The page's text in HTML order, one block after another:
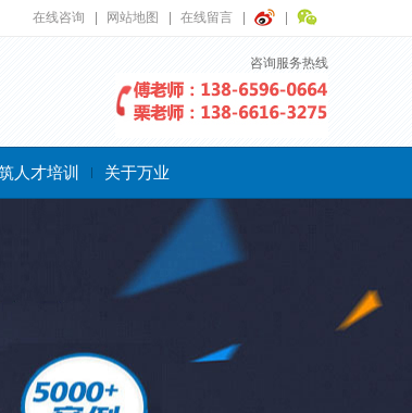
在线咨询 网站地图 在线留言
咨询服务热线
人才培训 关于万业